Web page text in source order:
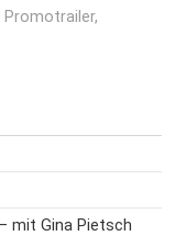
Promotrailer,
mit Gina Pietsch